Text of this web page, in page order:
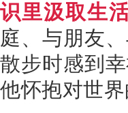
识里汲取生
庭、与朋友
散步时感到
他怀抱对世